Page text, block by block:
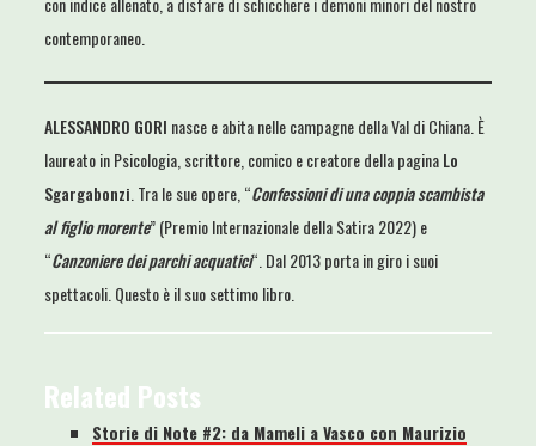
contemporaneo.
ALESSANDRO GORI nasce e abita nelle campagne della Val di Chiana. È
laureato in Psicologia, scrittore, comico e creatore della paginaLo
Sgargabonzi . Tra le sue opere, “Confessioni di una coppia scambista
al figlio morente” (Premio Internazionale della Satira 2022) e
“Canzoniere dei parchi acquatici“. Dal 2013 porta in giro i suoi
spettacoli. Questo è il suo settimo libro.
Related Posts
Storie di Note #2: da Mameli a Vasco con Maurizio